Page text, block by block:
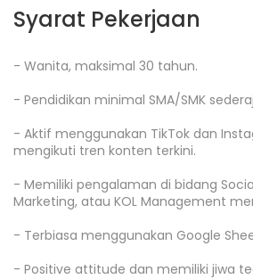
Syarat Pekerjaan
- Wanita, maksimal 30 tahun.
- Pendidikan minimal SMA/SMK
- Aktif menggunakan TikTok dan
mengikuti tren konten terkini.
- Memiliki pengalaman di bidang
Marketing, atau KOL Management
- Terbiasa menggunakan Google
- Positive attitude dan memiliki jiwa